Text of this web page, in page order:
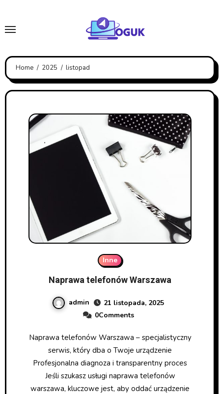
content
Home 2025 listopad
Inne
Naprawa telefonów Warszawa
admin
21 listopada, 2025
0Comments
Naprawa telefonów Warszawa – specjalistyczny
serwis, który dba o Twoje urządzenie
Profesjonalna diagnoza i transparentny proces
Jeśli szukasz usługi naprawa telefonów
warszawa, kluczowe jest, aby oddać urządzenie